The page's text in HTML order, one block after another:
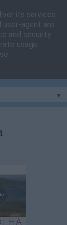
a ilha
▼
its services
user-agent are
and security
usage